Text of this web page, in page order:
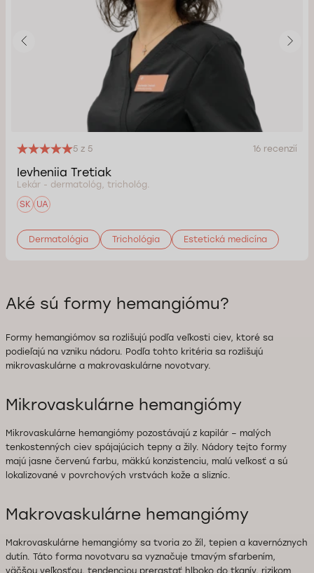
5 z 5 16 recenzií
Ievheniia Tretiak
Lekár - dermatológ, trichológ.
SK
UA
Dermatológia Trichológia Estetická medicína
Aké sú formy hemangiómu?
Formy hemangiómov sa rozlišujú podľa veľkosti ciev, ktoré sa
podieľajú na vzniku nádoru. Podľa tohto kritéria sa rozlišujú
mikrovaskulárne a makrovaskulárne novotvary.
Mikrovaskulárne hemangiómy
Mikrovaskulárne hemangiómy pozostávajú z kapilár – malých
tenkostenných ciev spájajúcich tepny a žily. Nádory tejto formy
majú jasne červenú farbu, mäkkú konzistenciu, malú veľkosť a sú
lokalizované v povrchových vrstvách kože a slizníc.
Makrovaskulárne hemangiómy
Makrovaskulárne hemangiómy sa tvoria zo žíl, tepien a kavernóznych
dutín. Táto forma novotvaru sa vyznačuje tmavým sfarbením,
väčšou veľkosťou, tendenciou prerastať hlboko do tkanív, rizikom